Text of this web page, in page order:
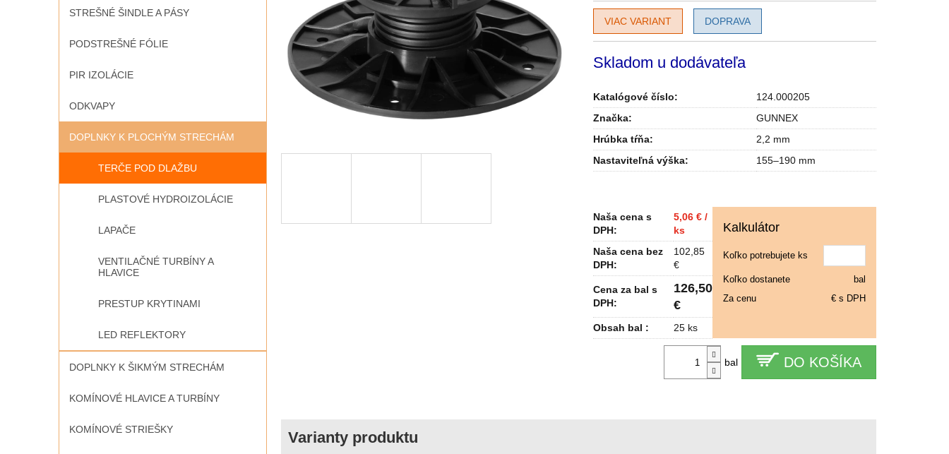
STREŠNÉ ŠINDLE A PÁSY
PODSTREŠNÉ FÓLIE
PIR IZOLÁCIE
ODKVAPY
DOPLNKY K PLOCHÝM STRECHÁM
TERČE POD DLAŽBU
PLASTOVÉ HYDROIZOLÁCIE
LAPAČE
VENTILAČNÉ TURBÍNY A
HLAVICE
PRESTUP KRYTINAMI
LED REFLEKTORY
DOPLNKY K ŠIKMÝM STRECHÁM
KOMÍNOVÉ HLAVICE A TURBÍNY
KOMÍNOVÉ STRIEŠKY
Skladom u dodávateľa
bal DO KOŠÍKA
Katalógové číslo:
124.000205
Značka:
GUNNEX
Hrúbka tŕňa:
2,2 mm
Nastaviteľná výška: 155–190 mm
VIAC VARIANT DOPRAVA
Naša cena s
DPH:
5,06 € /
ks
Naša cena bez
DPH:
102,85
€
Cena za bal s
DPH:
126,50
€
Obsah bal : 25 ks
Kalkulátor
Koľko potrebujete ks
Koľko dostanete
bal
Za cenu
€ s DPH